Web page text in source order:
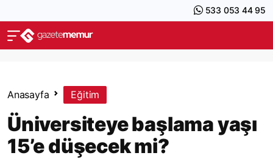
533 053 44 95
Anasayfa Eğitim
Üniversiteye başlama yaşı
15’e düşecek mi?